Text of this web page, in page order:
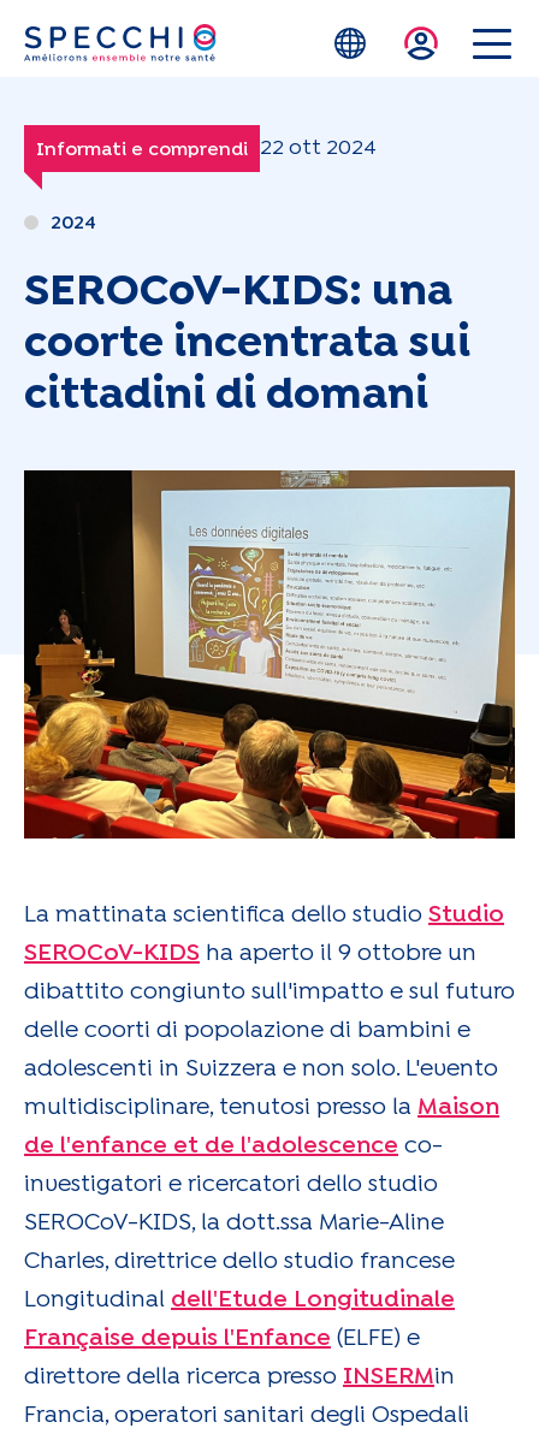
Skip to main content
Informati e comprendi 22 ott 2024
2024
SEROCoV-KIDS: una
coorte incentrata sui
cittadini di domani
La mattinata scientifica dello studio Studio
SEROCoV-KIDS ha aperto il 9 ottobre un
dibattito congiunto sull'impatto e sul futuro
delle coorti di popolazione di bambini e
adolescenti in Svizzera e non solo. L'evento
multidisciplinare, tenutosi presso la Maison
de l'enfance et de l'adolescence co-
investigatori e ricercatori dello studio
SEROCoV-KIDS, la dott.ssa Marie-Aline
Charles, direttrice dello studio francese
Longitudinal dell'Etude Longitudinale
Française depuis l'Enfance (ELFE) e
direttore della ricerca presso INSERMin
Francia, operatori sanitari degli Ospedali